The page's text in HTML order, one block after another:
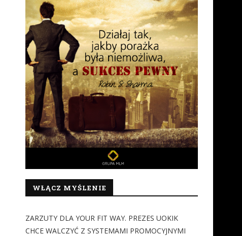
WŁĄCZ MYŚLENIE
ZARZUTY DLA YOUR FIT WAY. PREZES UOKIK
CHCE WALCZYĆ Z SYSTEMAMI PROMOCYJNYMI